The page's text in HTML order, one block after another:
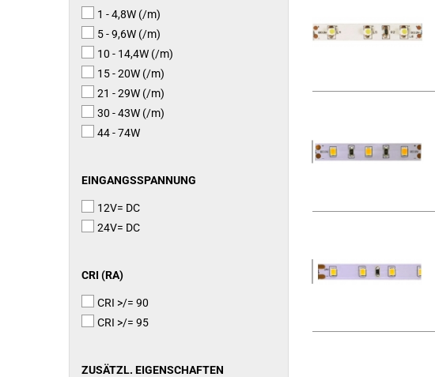
1 - 4,8W (/m)
5 - 9,6W (/m)
10 - 14,4W (/m)
15 - 20W (/m)
21 - 29W (/m)
30 - 43W (/m)
44 - 74W
EINGANGSSPANNUNG
EINGANGSSPANNUNG
12V= DC
24V= DC
CRI
CRI (RA)
CRI >/= 90
CRI >/= 95
ZUSÄTZL.
ZUSÄTZL. EIGENSCHAFTEN